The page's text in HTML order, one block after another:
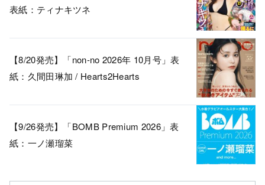
表紙：ティナキツネ
【8/20発売】「non-no 2026年 10月号」表
紙：久間田琳加 / Hearts2Hearts
【9/26発売】「BOMB Premium 2026」表
紙：一ノ瀬瑠菜